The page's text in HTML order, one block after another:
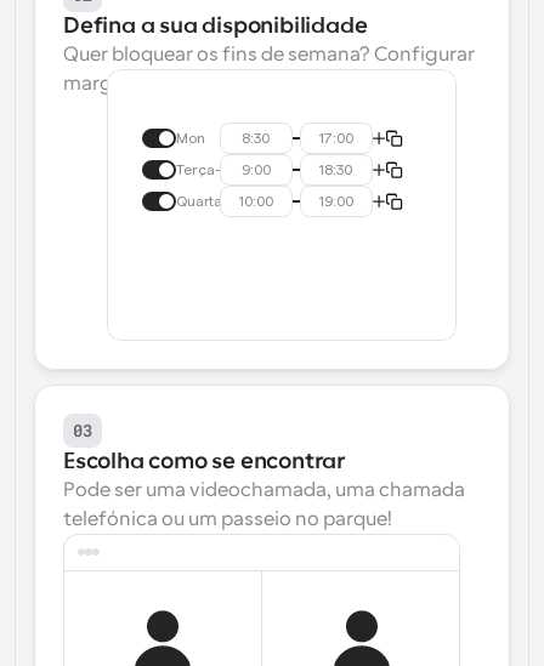
Defina a sua disponibilidade
Quer bloquear os fins de semana? Configurar
margens de tempo? Tornamos isso fácil.
Mon 8:30 17:00
Terça-feira9:00 18:30
Quarta-feira
10:00 19:00
03
Escolha como se encontrar
Pode ser uma videochamada, uma chamada
telefónica ou um passeio no parque!